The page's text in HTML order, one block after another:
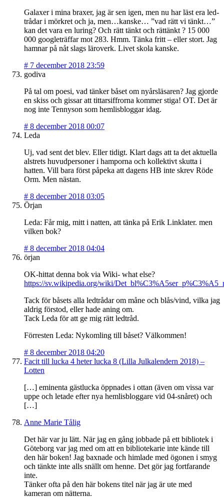
Galaxer i mina braxer, jag är sen igen, men nu har läst era led-
trådar i mörkret och ja, men…kanske… ”vad rätt vi tänkt…”
kan det vara en luring? Och rätt tänkt och rättänkt ? 15 000
000 googleträffar mot 283. Hmm. Tänka fritt – eller stort. Jag
hamnar på nåt slags läroverk. Livet skola kanske.
# 7 december 2018 23:59
godiva
På tal om poesi, vad tänker båset om nyårsläsaren? Jag gjorde
en skiss och gissar att tittarsiffrorna kommer stiga! OT. Det är
nog inte Tennyson som hemlisbloggar idag.
# 8 december 2018 00:07
Leda
Uj, vad sent det blev. Eller tidigt. Klart dags att ta det aktuella
alstrets huvudpersoner i hamporna och kollektivt skutta i
hatten. Vill bara först påpeka att dagens HB inte skrev Röde
Orm. Men nästan.
# 8 december 2018 03:05
Örjan
Leda: Får mig, mitt i natten, att tänka på Erik Linklater. men
vilken bok?
# 8 december 2018 04:04
örjan
OK-hittat denna bok via Wiki- what else?
https://sv.wikipedia.org/wiki/
Tack för båsets alla ledtrådar om måne och blås/vind, vilka jag
aldrig förstod, eller hade aning om.
Tack Leda för att ge mig rätt ledtråd.
Förresten Leda: Nykomling till båset? Välkommen!
# 8 december 2018 04:20
Facit till lucka 4 heter lucka 8 (Lilla Julkalendern 2018) –
Lotten
[…] eminenta gästlucka öppnades i ottan (även om vissa var
uppe och letade efter nya hemlisbloggare vid 04-snåret) och
[…]
Anne Marie Tålig
Det här var ju lätt. När jag en gång jobbade på ett bibliotek i
Göteborg var jag med om att en bibliotekarie inte kände till
den här boken! Jag baxnade och himlade med ögonen i smyg
och tänkte inte alls snällt om henne. Det gör jag fortfarande
inte.
Tänker ofta på den här bokens titel när jag är ute med
kameran om nätterna.